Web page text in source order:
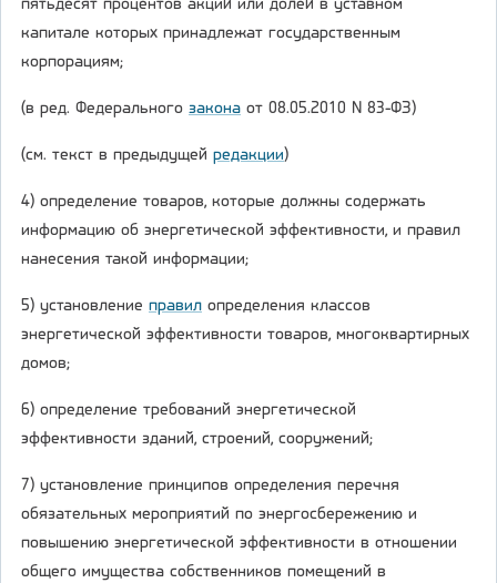
пятьдесят процентов акций или долей в уставном
капитале которых принадлежат государственным
корпорациям;
(в ред. Федерального закона от 08.05.2010 N 83-ФЗ)
(см. текст в предыдущей редакции)
4) определение товаров, которые должны содержать
информацию об энергетической эффективности, и правил
нанесения такой информации;
5) установление правил определения классов
энергетической эффективности товаров, многоквартирных
домов;
6) определение требований энергетической
эффективности зданий, строений, сооружений;
7) установление принципов определения перечня
обязательных мероприятий по энергосбережению и
повышению энергетической эффективности в отношении
общего имущества собственников помещений в